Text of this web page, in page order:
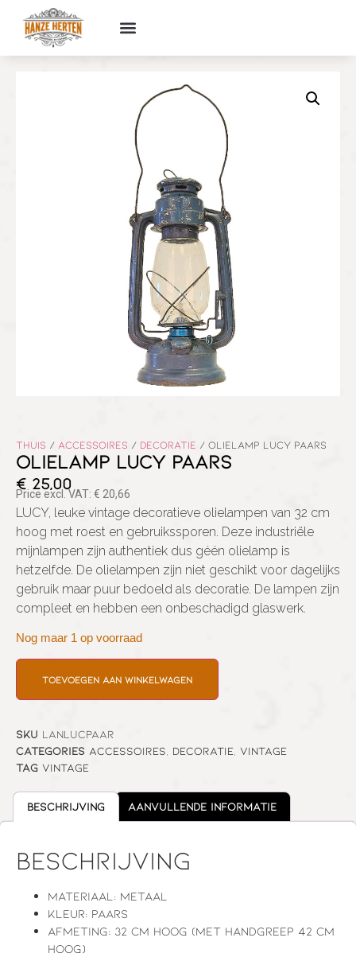
Thuis / Accessoires / Decoratie / OLIELAMP LUCY PAARS
OLIELAMP LUCY PAARS
€ 25,00
Price excl. VAT: € 20,66
LUCY, leuke vintage decoratieve olielampen van 32 cm
hoog met roest en gebruikssporen. Deze industriële
mijnlampen zijn authentiek dus géén olielamp is
hetzelfde. De olielampen zijn niet geschikt voor dagelijks
gebruik maar puur bedoeld als decoratie. De lampen zijn
compleet en hebben een onbeschadigd glaswerk.
Nog maar 1 op voorraad
Toevoegen aan winkelwagen
SKU LANLUCPAAR
Categories Accessoires Decoratie Vintage
Tag Vintage
Beschrijving Aanvullende informatie
Beschrijving
Materiaal: metaal
Kleur: paars
Afmeting: 32 cm hoog (met handgreep 42 cm
hoog)